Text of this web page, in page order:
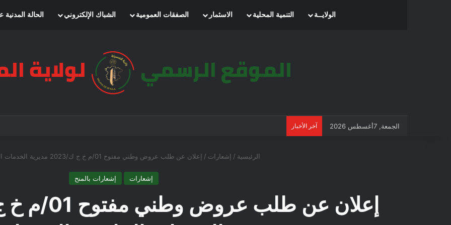
الرئيسيةالولايــة التنمية المحلية الاسثمار الصفقات العمومية الشباك الإلكتروني الحالة
الجمعة, 7أغسطس 2026 آخر الأخبار
الرئيسية / إشعارات / إعلان عن طلب عروض وطني مفتوح 01/م خ ج ك/2023 مديرية الخدمات الجامعية المسيلة
إشعارات إشعارات بالمنح